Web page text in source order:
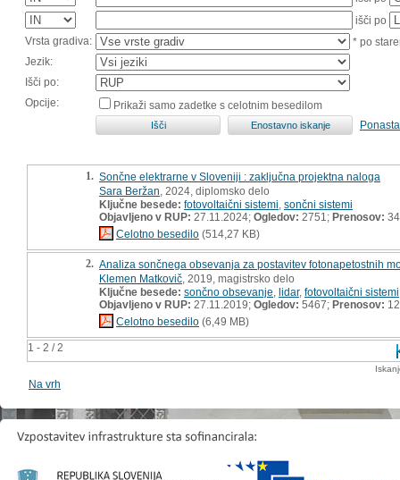
išči po
Vrsta gradiva:
* po
Jezik:
Išči po:
Opcije:
Prikaži samo zadetke s celotnim besedilom
1 - 2 / 2
1. Sončne elektrarne v Sloveniji : zaključna projektna naloga
Sara Beržan , 2024, diplomsko delo
Ključne besede: fotovoltaični sistemi sončni sistemi
Objavljeno v RUP: 27.11.2024; Ogledov: 2751; Prenosov: 34
Celotno besedilo (514,27 KB)
2. Analiza sončnega obsevanja za postavitev fotonapetostnih
Klemen Matkovič , 2019, magistrsko delo
Ključne besede: sončno obsevanje lidar, fotovoltaični sistemi
Objavljeno v RUP: 27.11.2019; Ogledov: 5467; Prenosov:
Celotno besedilo (6,49 MB)
Na vrh